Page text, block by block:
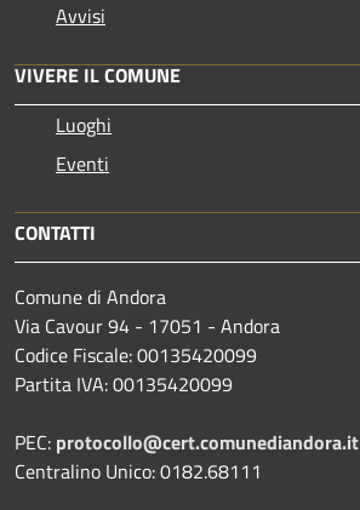
Avvisi
VIVERE IL COMUNE
Luoghi
Eventi
CONTATTI
Comune di Andora
Via Cavour 94 - 17051 - Andora
Codice Fiscale: 00135420099
Partita IVA: 00135420099
PEC: protocollo@cert.comunediandora.it
Centralino Unico: 0182.68111